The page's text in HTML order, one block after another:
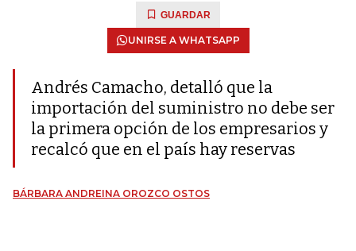
GUARDAR
UNIRSE A WHATSAPP
Andrés Camacho, detalló que la
importación del suministro no debe ser
la primera opción de los empresarios y
recalcó que en el país hay reservas
BÁRBARA ANDREINA OROZCO OSTOS